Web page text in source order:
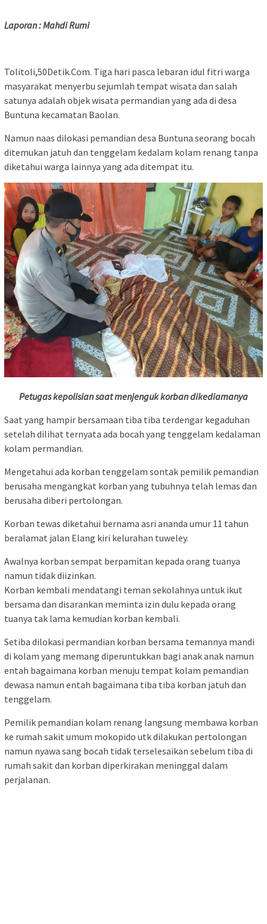
Laporan : Mahdi Rumi
Tolitoli,50Detik.Com. Tiga hari pasca lebaran idul fitri warga
masyarakat menyerbu sejumlah tempat wisata dan salah
satunya adalah objek wisata permandian yang ada di desa
Buntuna kecamatan Baolan.
Namun naas dilokasi pemandian desa Buntuna seorang bocah
ditemukan jatuh dan tenggelam kedalam kolam renang tanpa
diketahui warga lainnya yang ada ditempat itu.
Petugas kepolisian saat menjenguk korban dikediamanya
Saat yang hampir bersamaan tiba tiba terdengar kegaduhan
setelah dilihat ternyata ada bocah yang tenggelam kedalaman
kolam permandian.
Mengetahui ada korban tenggelam sontak pemilik pemandian
berusaha mengangkat korban yang tubuhnya telah lemas dan
berusaha diberi pertolongan.
Korban tewas diketahui bernama asri ananda umur 11 tahun
beralamat jalan Elang kiri kelurahan tuweley.
Awalnya korban sempat berpamitan kepada orang tuanya
namun tidak diizinkan.
Korban kembali mendatangi teman sekolahnya untuk ikut
bersama dan disarankan meminta izin dulu kepada orang
tuanya tak lama kemudian korban kembali.
Setiba dilokasi permandian korban bersama temannya mandi
di kolam yang memang diperuntukkan bagi anak anak namun
entah bagaimana korban menuju tempat kolam pemandian
dewasa namun entah bagaimana tiba tiba korban jatuh dan
tenggelam.
Pemilik pemandian kolam renang langsung membawa korban
ke rumah sakit umum mokopido utk dilakukan pertolongan
namun nyawa sang bocah tidak terselesaikan sebelum tiba di
rumah sakit dan korban diperkirakan meninggal dalam
perjalanan.